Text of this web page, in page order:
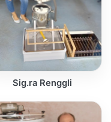
Sig.ra Renggli